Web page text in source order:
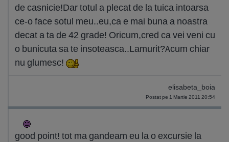
de casnicie!Dar totul a plecat de la tuica intoarsa
ce-o face sotul meu..eu,ca e mai buna a noastra
decat a ta de 42 grade! Oricum,cred ca vei veni cu
o bunicuta sa te insoteasca..Lamurit?Acum chiar
nu glumesc!
elisabeta_boia
Postat pe 1 Martie 2011 20:54
good point! tot ma gandeam eu la o excursie la